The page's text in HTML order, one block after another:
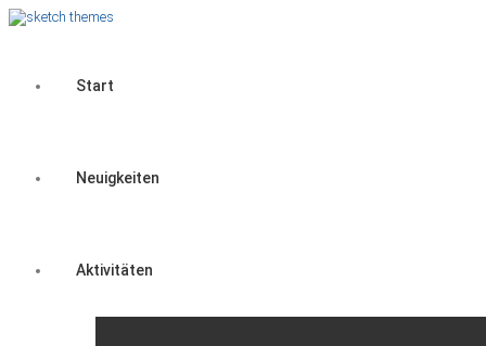
Start
Neuigkeiten
Aktivitäten